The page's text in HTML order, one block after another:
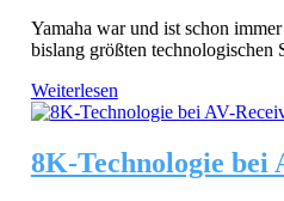
Yamaha war und ist schon
bislang größten technologischen
Weiterlesen
8K-Technologie bei